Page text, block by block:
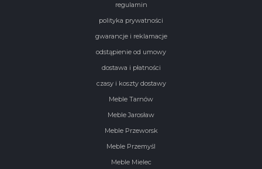
regulamin
polityka prywatności
gwarancje i reklamacje
odstąpienie od umowy
dostawa i płatności
czasy i koszty dostawy
Meble Tarnów
Meble Jarosław
Meble Przeworsk
Meble Przemyśl
Meble Mielec